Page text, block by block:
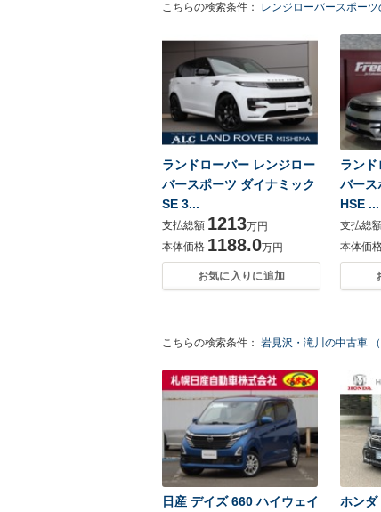
こちらの検索条件： レンジローバースポーツ
ランドローバー レンジロー
バースポーツ ダイナミック
SE 3...
支払総額 1213万円
本体価格 1188.0万円
お気に入りに追加
ラン
バース
HSE ...
支払総
本体価
こちらの検索条件： 岩見沢・滝川の中古車
日産 デイズ 660 ハイウェイ
ホンダ